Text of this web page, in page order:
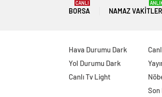
BORSA
CANLI
NAMAZ
Hava Durumu Dark
Yol Durumu Dark
Canlı Tv Light
Son